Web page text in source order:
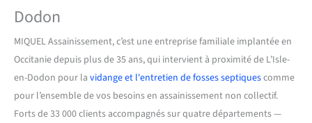
Dodon
MIQUEL Assainissement, c’est une entreprise familiale implantée en
Occitanie depuis plus de 35 ans, qui intervient à proximité de L’Isle-
en-Dodon pour la vidange et l'entretien de fosses septiquescomme
pour l’ensemble de vos besoins en assainissement non collectif.
Forts de 33 000 clients accompagnés sur quatre départements —